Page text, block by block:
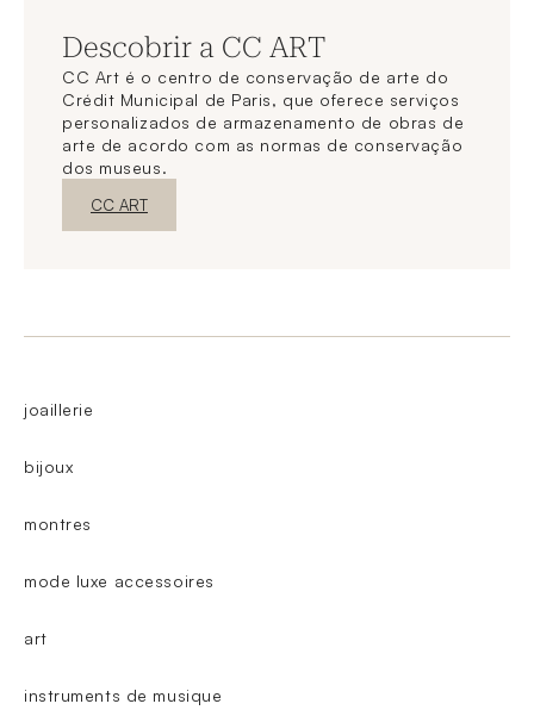
Descobrir a CC ART
CC Art é o centro de conservação de arte do
Crédit Municipal de Paris, que oferece serviços
personalizados de armazenamento de obras de
arte de acordo com as normas de conservação
dos museus.
Nova janelaDescubra o
CC ART
joaillerie
bijoux
montres
mode luxe accessoires
art
instruments de musique